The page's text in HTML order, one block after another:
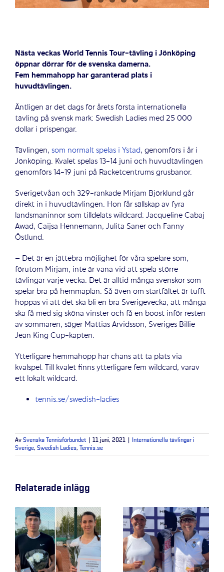
Nästa veckas World Tennis Tour-tävling i Jönköping
öppnar dörrar för de svenska damerna.
Fem hemmahopp har garanterad plats i
huvudtävlingen.
Äntligen är det dags för årets första internationella
tävling på svensk mark: Swedish Ladies med 25 000
dollar i prispengar.
Tävlingen, som normalt spelas i Ystad, genomförs i år i
Jönköping. Kvalet spelas 13-14 juni och huvudtävlingen
genomförs 14-19 juni på Racketcentrums grusbanor.
Sverigetvåan och 329-rankade Mirjam Björklund går
direkt in i huvudtävlingen. Hon får sällskap av fyra
landsmaninnor som tilldelats wildcard: Jacqueline Cabaj
Awad, Caijsa Hennemann, Julita Saner och Fanny
Östlund.
– Det är en jättebra möjlighet för våra spelare som,
förutom Mirjam, inte är vana vid att spela större
tävlingar varje vecka. Det är alltid många svenskor som
spelar bra på hemmaplan. Så även om startfältet är tufft
hoppas vi att det ska bli en bra Sverigevecka, att många
ska få med sig sköna vinster och få en boost inför resten
av sommaren, säger Mattias Arvidsson, Sveriges Billie
Jean King Cup-kapten.
Ytterligare hemmahopp har chans att ta plats via
kvalspel. Till kvalet finns ytterligare fem wildcard, varav
ett lokalt wildcard.
tennis.se/swedish-ladies
Av Svenska Tennisförbundet 11 juni, 2021
Internationella tävlingar i
Sverige, Swedish Ladies, Tennis.se
Relaterade inlägg